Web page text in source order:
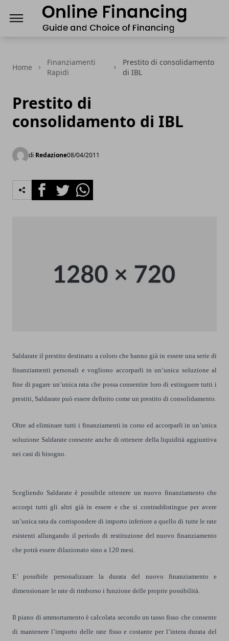
Home
Finanziamenti
Rapidi
Prestito di consolidamento
di IBL
Prestito di
consolidamento di IBL
di Redazione08/04/2011
FacebookTwitterWhatsapp
Saldarate il prestito destinato a coloro che hanno già in essere una serie di
finanziamenti personali e vogliono accorparli in un’unica soluzione al
fine di pagare un’unica rata che possa consentire loro di estinguere tutti i
prestiti, Saldarate può essere definito come un prestito di consolidamento
Oltre ad eliminare tutti i finanziamenti in corso ed accorparli in un’unica
soluzione Saldarate consente anche di ottenere della liquidità aggiuntiva
nei casi di bisogno.
Scegliendo Saldarate è possibile ottenere un nuovo finanziamento che
accorpi tutti gli altri già in essere e che si contraddistingue per avere
un’unica rata da corrispondere di importo inferiore a quello di tutte le rate
esistenti allungando il periodo di restituzione del nuovo finanziamento
che potrà essere dilazionato sino a 120 mesi.
E’ possibile personalizzare la durata del nuovo finanziamento e
dimensionare le rate di rimborso i funzione delle proprie possibilità.
Il piano di ammortamento è calcolata secondo un tasso fisso che consente
di mantenere l’importo delle rate fisso e costante per l’intera durata del